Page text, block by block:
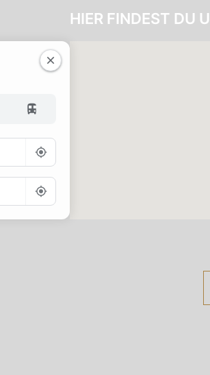
HIER FINDEST DU